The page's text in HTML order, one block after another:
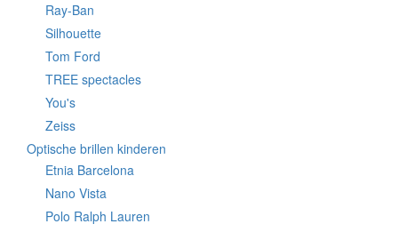
Ray-Ban
Silhouette
Tom Ford
TREE spectacles
You's
Zeiss
Optische brillen kinderen
Etnia Barcelona
Nano Vista
Polo Ralph Lauren